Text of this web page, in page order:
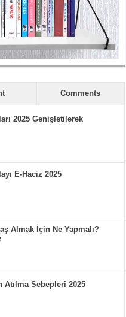
Comments
2025 Genişletilerek
E-Haciz 2025
Almak İçin Ne Yapmalı?
Atılma Sebepleri 2025